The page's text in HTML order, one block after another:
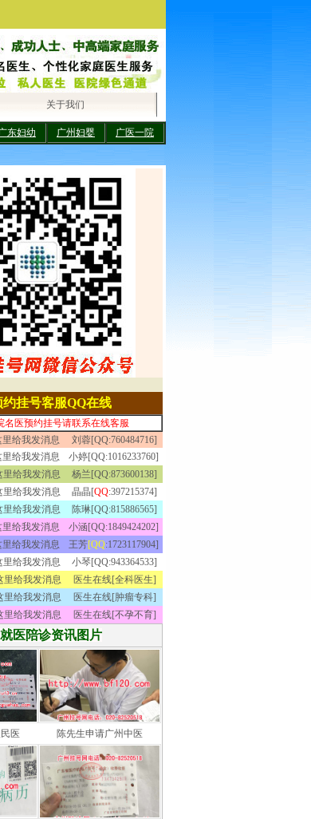
关于我们
东妇幼 广州妇婴
广医一院
约挂号客服QQ在线
名医预约挂号请联系在线客服
刘蓉[QQ:760484716]
小婷[QQ:1016233760]
杨兰[QQ:873600138]
晶晶[QQ:397215374]
陈琳[QQ:815886565]
小涵[QQ:1849424202]
王芳[QQ:1723117904]
小琴[QQ:943364533]
医生在线[全科医生]
医生在线[肿瘤专科]
医生在线[不孕不育]
医陪诊资讯图片
医 陈先生申请广州中医